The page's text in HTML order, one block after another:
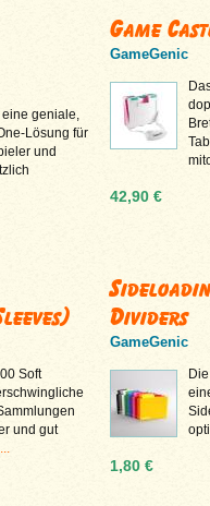
eine geniale,
Lösung für
und
Game
GameGenic
42,90 €
Soft
und gut
...
Dividers
GameGenic
1,80 €